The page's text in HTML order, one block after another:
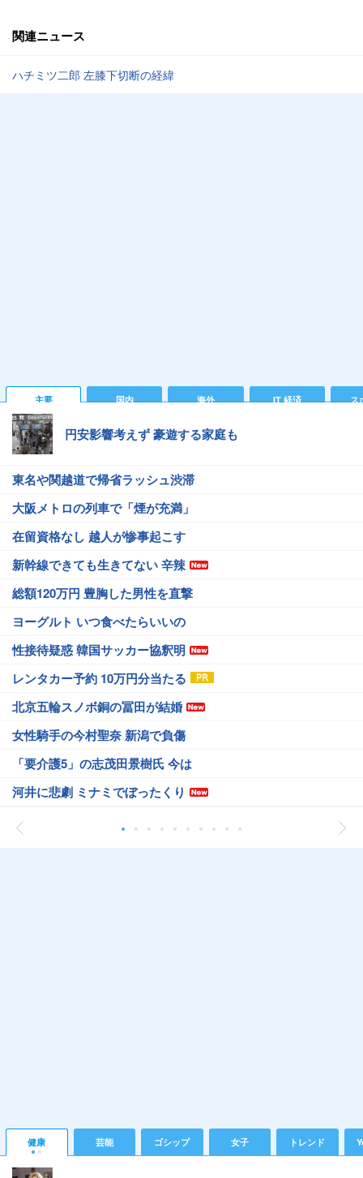
関連ニュース
ハチミツ二郎 左膝下切断の経緯
主要 国内 海外 IT 経済 ス
円安影響考えず 豪遊する家庭も
東名や関越道で帰省ラッシュ渋滞
大阪メトロの列車で「煙が充満」
在留資格なし 越人が惨事起こす
新幹線できても生きてない 辛辣
総額120万円 豊胸した男性を直撃
ヨーグルト いつ食べたらいいの
性接待疑惑 韓国サッカー協釈明
レンタカー予約 10万円分当たる
北京五輪スノボ銅の冨田が結婚
女性騎手の今村聖奈 新潟で負傷
「要介護5」の志茂田景樹氏 今は
河井に悲劇 ミナミでぼったくり
健康 芸能 ゴシップ 女子 トレンド